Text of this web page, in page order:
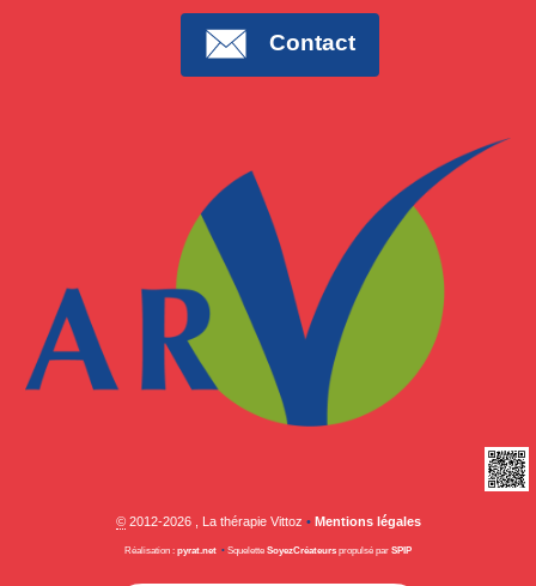
Contact
©2012-2026 , La thérapie Vittoz • Mentions légales
Réalisation : pyrat.net • Squelette SoyezCréateurs propulsé par SPIP